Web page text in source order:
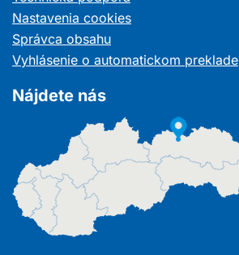
Nastavenia cookies
Správca obsahu
Vyhlásenie o automatickom preklade
Nájdete nás